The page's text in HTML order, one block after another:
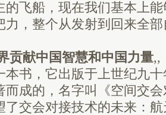
的飞船，现在我们基本上能
力，整个从发射到回来全
贡献中国智慧和中国力量,,
本书，它出版于上世纪九
而成的，名字叫《空间交
了交会对接技术的未来：